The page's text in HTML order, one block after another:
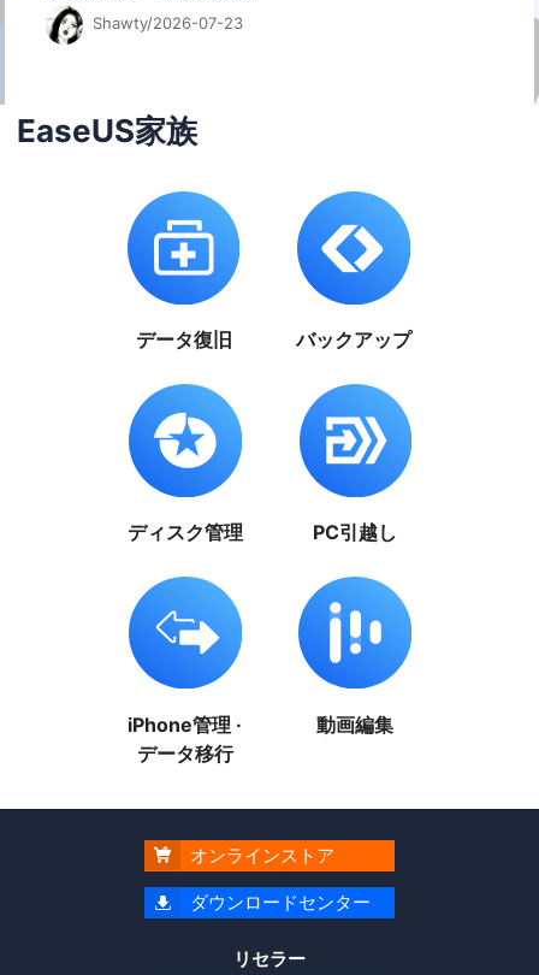
Shawty/2026-07-23
EaseUS家族
データ復旧 バックアップ
ディスク管理 PC引越し
iPhone管理 ·
データ移行
動画編集
 オンラインストア
 ダウンロードセンター
リセラー